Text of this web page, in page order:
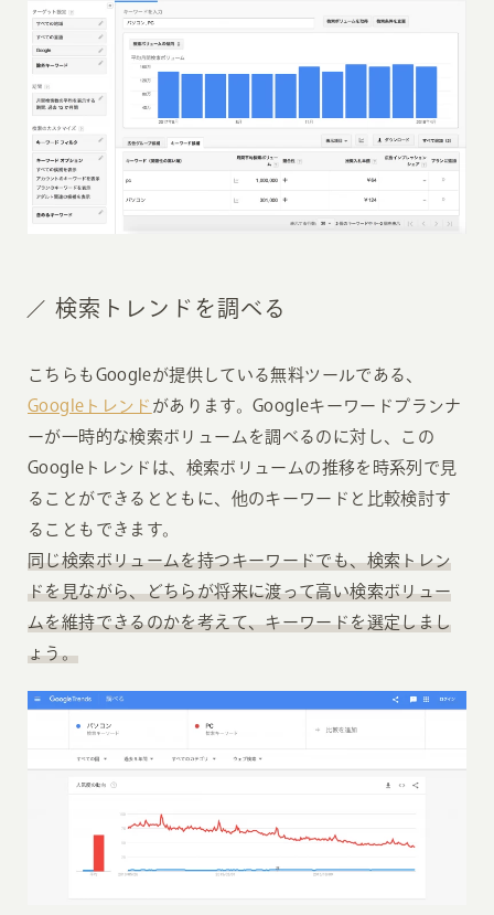
検索トレンドを調べる
こちらもGoogleが提供している無料ツールである、
Googleトレンド があります。Googleキーワードプランナ
ーが一時的な検索ボリュームを調べるのに対し、この
Googleトレンドは、検索ボリュームの推移を時系列で見
ることができるとともに、他のキーワードと比較検討す
ることもできます。
同じ検索ボリュームを持つキーワードでも、検索トレン
ドを見ながら、どちらが将来に渡って高い検索ボリュー
ムを維持できるのかを考えて、キーワードを選定しまし
ょう。